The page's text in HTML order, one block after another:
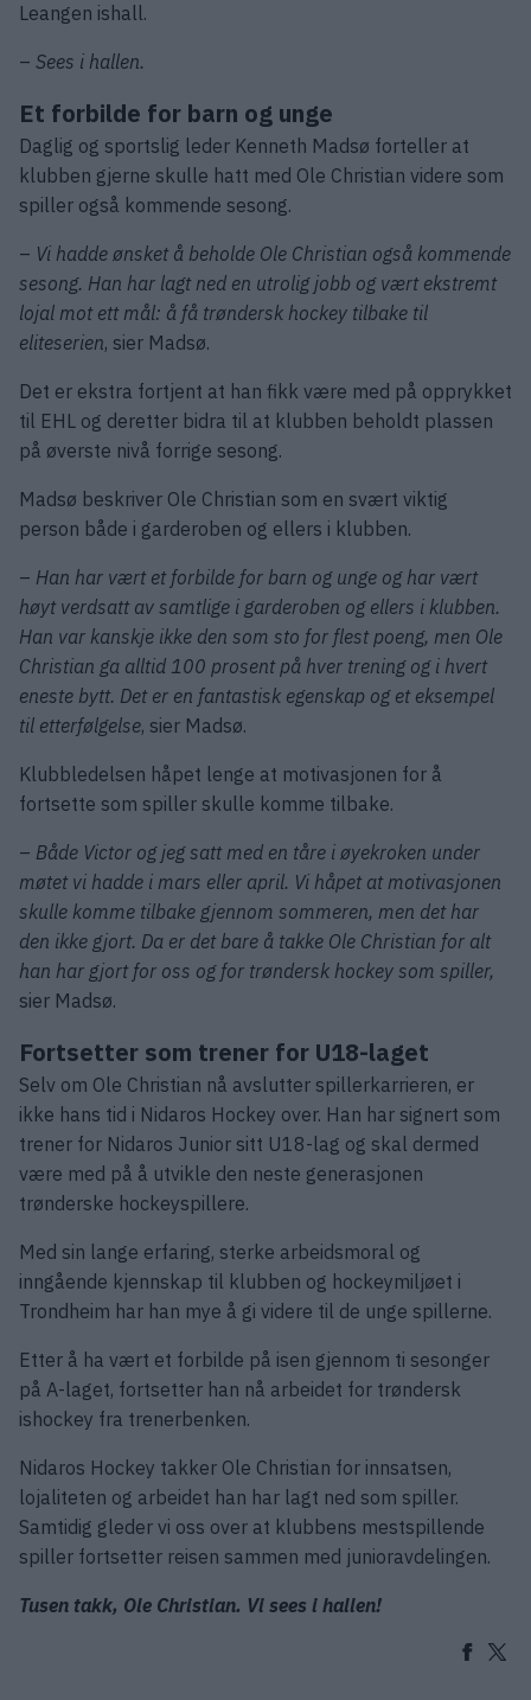
Leangen ishall.
– Sees i hallen.
Et forbilde for barn og unge
Daglig og sportslig leder Kenneth Madsø forteller at
klubben gjerne skulle hatt med Ole Christian videre som
spiller også kommende sesong.
– Vi hadde ønsket å beholde Ole Christian også kommende
sesong. Han har lagt ned en utrolig jobb og vært ekstremt
lojal mot ett mål: å få trøndersk hockey tilbake til
eliteserien, sier Madsø.
Det er ekstra fortjent at han fikk være med på opprykket
til EHL og deretter bidra til at klubben beholdt plassen
på øverste nivå forrige sesong.
Madsø beskriver Ole Christian som en svært viktig
person både i garderoben og ellers i klubben.
– Han har vært et forbilde for barn og unge og har vært
høyt verdsatt av samtlige i garderoben og ellers i klubben.
Han var kanskje ikke den som sto for flest poeng, men Ole
Christian ga alltid 100 prosent på hver trening og i hvert
eneste bytt. Det er en fantastisk egenskap og et eksempel
til etterfølgelse, sier Madsø.
Klubbledelsen håpet lenge at motivasjonen for å
fortsette som spiller skulle komme tilbake.
– Både Victor og jeg satt med en tåre i øyekroken under
møtet vi hadde i mars eller april. Vi håpet at motivasjonen
skulle komme tilbake gjennom sommeren, men det har
den ikke gjort. Da er det bare å takke Ole Christian for alt
han har gjort for oss og for trøndersk hockey som spiller,
sier Madsø.
Fortsetter som trener for U18-laget
Selv om Ole Christian nå avslutter spillerkarrieren, er
ikke hans tid i Nidaros Hockey over. Han har signert som
trener for Nidaros Junior sitt U18-lag og skal dermed
være med på å utvikle den neste generasjonen
trønderske hockeyspillere.
Med sin lange erfaring, sterke arbeidsmoral og
inngående kjennskap til klubben og hockeymiljøet i
Trondheim har han mye å gi videre til de unge spillerne.
Etter å ha vært et forbilde på isen gjennom ti sesonger
på A-laget, fortsetter han nå arbeidet for trøndersk
ishockey fra trenerbenken.
Nidaros Hockey takker Ole Christian for innsatsen,
lojaliteten og arbeidet han har lagt ned som spiller.
Samtidig gleder vi oss over at klubbens mestspillende
spiller fortsetter reisen sammen med junioravdelingen.
Tusen takk, Ole Christian. Vi sees i hallen!